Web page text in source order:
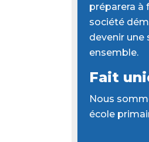
préparera
société
devenir
ensemble.
Fait
Nous
école